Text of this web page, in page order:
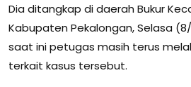
Dia ditangkap di daerah Bukur
Kabupaten Pekalongan, Selasa
saat ini petugas masih terus
terkait kasus tersebut.